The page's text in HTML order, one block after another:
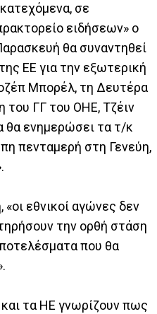
σε
ειδήσεων» ο
θα συναντηθεί
ΕΕ για την εξωτερική
Μπορέλ, τη Δευτέρα
του ΓΓ του ΟΗΕ, Τζέιν
θα ενημερώσει τα τ/κ
πενταμερή στη Γενεύη,
εθνικοί αγώνες δεν
την ορθή στάση
που θα
τα ΗΕ γνωρίζουν πως